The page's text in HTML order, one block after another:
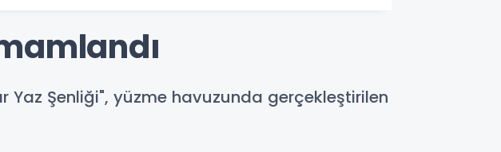
Yaz Şenliği", yüzme havuzunda gerçekleştirilen